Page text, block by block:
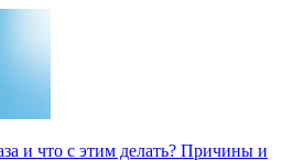
и что с этим делать? Причины и